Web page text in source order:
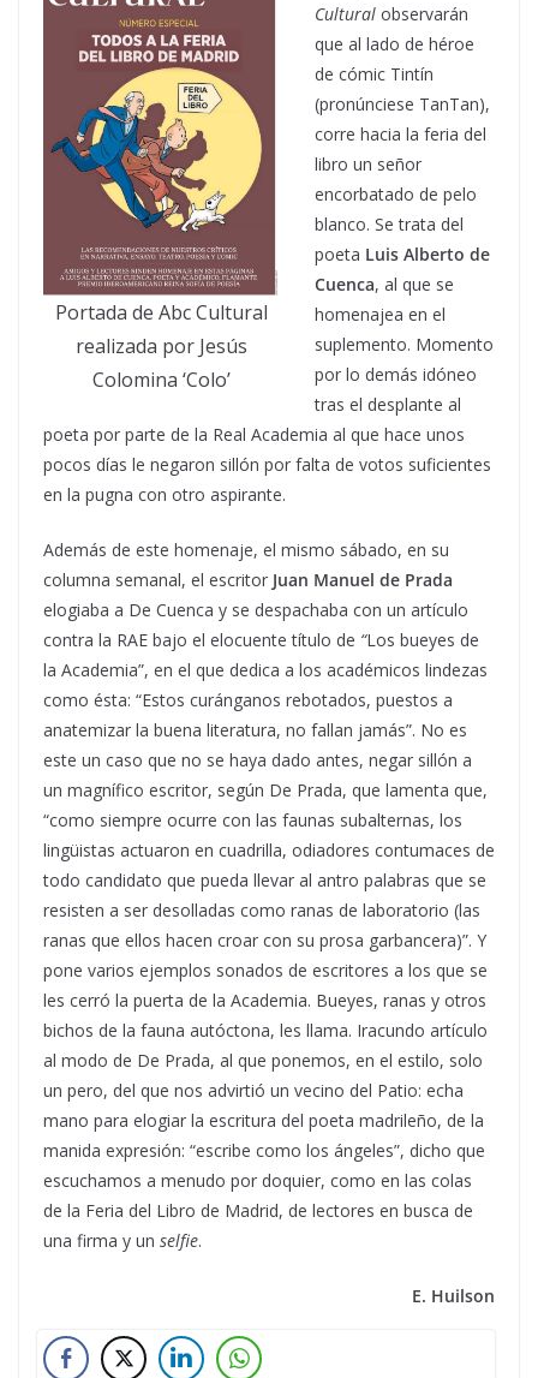
Portada de Abc Cultural
realizada por Jesús
Colomina ‘Colo’
Cultural observarán
que al lado de héroe
de cómic Tintín
(pronúnciese TanTan),
corre hacia la feria del
libro un señor
encorbatado de pelo
blanco. Se trata del
poeta Luis Alberto de
Cuenca, al que se
homenajea en el
suplemento. Momento
por lo demás idóneo
tras el desplante al
poeta por parte de la Real Academia al que hace unos
pocos días le negaron sillón por falta de votos suficientes
en la pugna con otro aspirante.
Además de este homenaje, el mismo sábado, en su
columna semanal, el escritor Juan Manuel de Prada
elogiaba a De Cuenca y se despachaba con un artículo
contra la RAE bajo el elocuente título de “Los bueyes de
la Academia”, en el que dedica a los académicos lindezas
como ésta: “Estos curánganos rebotados, puestos a
anatemizar la buena literatura, no fallan jamás”. No es
este un caso que no se haya dado antes, negar sillón a
un magnífico escritor, según De Prada, que lamenta que,
“como siempre ocurre con las faunas subalternas, los
lingüistas actuaron en cuadrilla, odiadores contumaces de
todo candidato que pueda llevar al antro palabras que se
resisten a ser desolladas como ranas de laboratorio (las
ranas que ellos hacen croar con su prosa garbancera)”. Y
pone varios ejemplos sonados de escritores a los que se
les cerró la puerta de la Academia. Bueyes, ranas y otros
bichos de la fauna autóctona, les llama. Iracundo artículo
al modo de De Prada, al que ponemos, en el estilo, solo
un pero, del que nos advirtió un vecino del Patio: echa
mano para elogiar la escritura del poeta madrileño, de la
manida expresión: “escribe como los ángeles”, dicho que
escuchamos a menudo por doquier, como en las colas
de la Feria del Libro de Madrid, de lectores en busca de
una firma y un selfie.
E. Huilson